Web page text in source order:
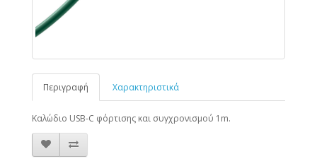
Περιγραφή Χαρακτηριστικά
Καλώδιο USB-C φόρτισης και συγχρονισμού 1m.